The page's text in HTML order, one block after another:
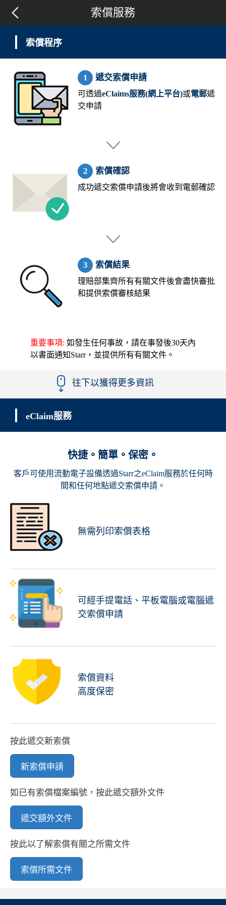
索償服務
索償程序
遞交索償申請
可透過eClaims服務(網上平台)或電郵遞
交申請
索償確認
成功遞交索償申請後將會收到電郵確認
索償結果
理賠部集齊所有有關文件後會盡快審批
和提供索償審核結果
重要事項: 如發生任何事故，請在事發後30天內
以書面通知Starr，並提供所有有關文件。
往下以獲得更多資訊
eClaim服務
快捷。簡單。保密。
客戶可使用流動電子設備透過Starr之eClaim服務於任何時
間和任何地點遞交索償申請。
無需列印索償表格
可經手提電話、平板電腦或電腦遞
交索償申請
索償資料
高度保密
按此遞交新索償
新索償申請
如已有索償檔案編號，按此遞交額外文件
遞交額外文件
按此以了解索償有關之所需文件
索償所需文件